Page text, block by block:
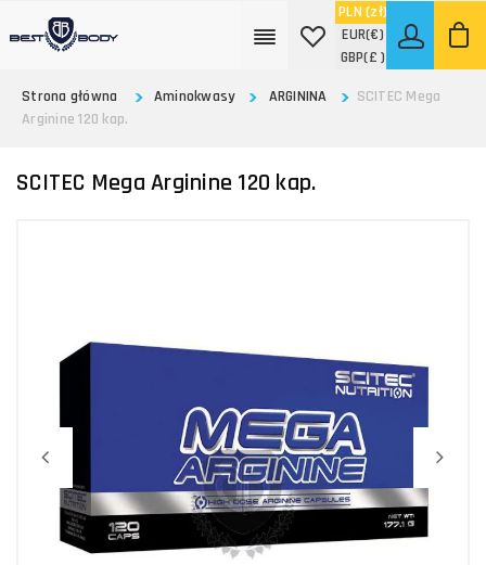
PLN (zł)
EUR(€)
GBP(£ )
Strona główna
Aminokwasy ARGININA
SCITEC Mega
Arginine 120 kap.
SCITEC Mega Arginine 120 kap.